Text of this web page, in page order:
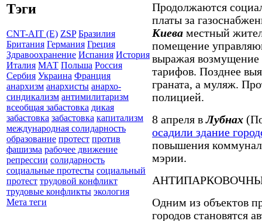
Тэги
CNT-AIT (E) ZSP Бразилия
Британия Германия Греция
Здравоохранение Испания История
Италия МАТ Польша Россия
Сербия Украина Франция
анархизм анархисты анархо-
синдикализм антимилитаризм
всеобщая забастовка дикая
забастовка забастовка капитализм
международная солидарность
образование протест против
фашизма рабочее движение
репрессии солидарность
социальные протесты социальный
протест трудовой конфликт
трудовые конфликты экология
Мета теги
Продолжаются
платы за
Киева местный
помещение
выражая
тарифов. Позднее
граната, а муляж.
полицией.
8 апреля вЛубнах
осадили здание
повышения
мэрии.
Одним из объектов
городов становятся